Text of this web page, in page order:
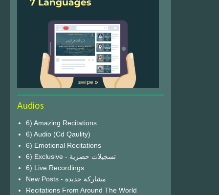
Audios
6) Amazing Recitations
6) Audio (Cd Qaulity)
6) Emotional Recitations
6) Exclusive - تسجيلات حصرية
6) Live Recordings
New Posts - مشاركة جديدة
Recitations From Around The World